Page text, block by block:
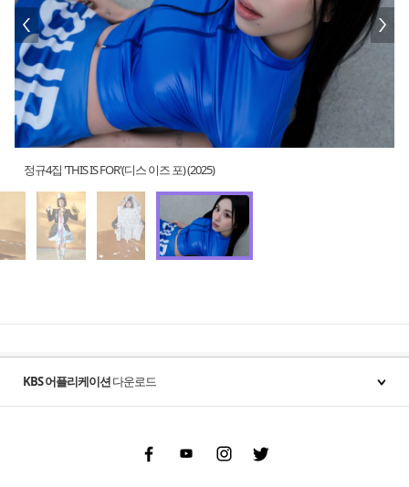
정규4집 'THIS IS FOR'(디스 이즈 포) (2025)
KBS 어플리케이션다운로드
FacebookYoutubeInstgram Twitter